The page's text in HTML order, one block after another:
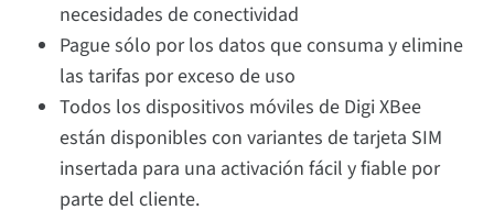
necesidades de conectividad
Pague sólo por los datos que consuma y elimine
las tarifas por exceso de uso
Todos los dispositivos móviles de Digi XBee
están disponibles con variantes de tarjeta SIM
insertada para una activación fácil y fiable por
parte del cliente.